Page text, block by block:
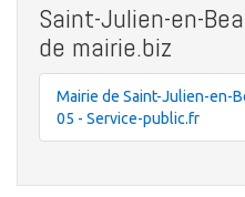
Saint-Julien-en-
de mairie.biz
Mairie de Saint-Julien-en-
05 - Service-public.fr